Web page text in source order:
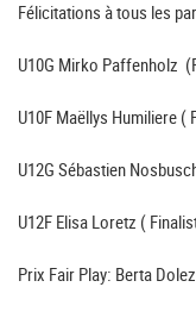
Félicitations à tous les
U10G Mirko Paffenholz
U10F Maëllys Humiliere (
U12G Sébastien
U12F Elisa Loretz (
Prix Fair Play: Berta